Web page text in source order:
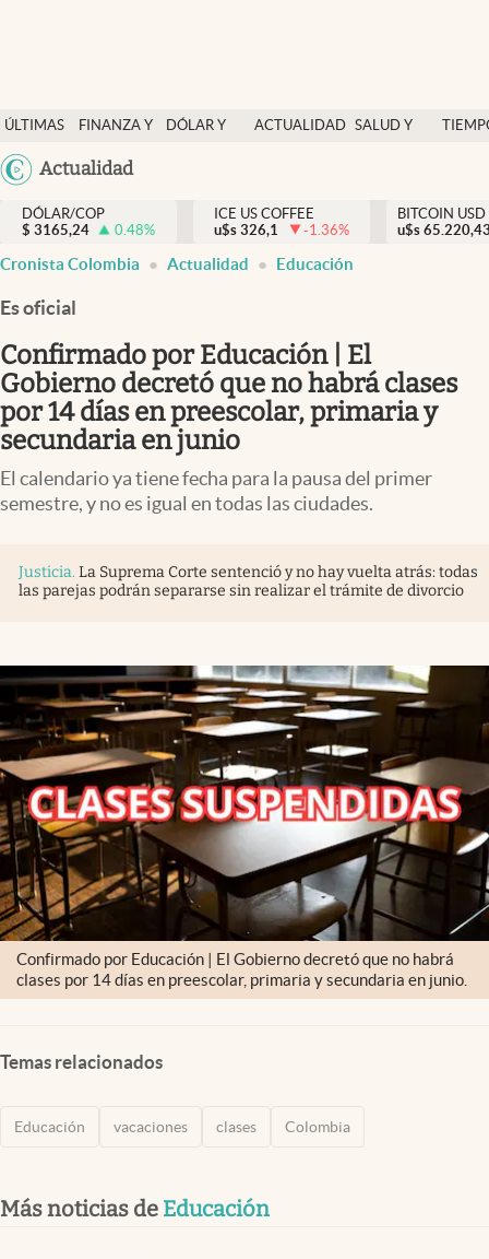
ÚLTIMAS
NOTICIAS
FINANZA Y
DÓLAR Y
ACTUALIDAD SALUD Y
México
Actualidad
Salud y nutrición
Vida espiritual
Actualidad
Colombia
DÓLAR/COP
$ 3165,24 0.48%
ICE US COFFEE
u$s 326,1 -1.36%
BITCOIN USD
u$s
Cronista Colombia Actualidad Educación
Es oficial
Confirmado por Educación | El
Gobierno decretó que no habrá clases
por 14 días en preescolar, primaria y
secundaria en junio
El calendario ya tiene fecha para la pausa del primer
semestre, y no es igual en todas las ciudades.
Justicia. La Suprema Corte sentenció y no hay vuelta atrás: todas
las parejas podrán separarse sin realizar el trámite de divorcio
Confirmado por Educación | El Gobierno decretó que no habrá
clases por 14 días en preescolar, primaria y secundaria en junio.
Temas relacionados
Educación vacaciones clases Colombia
Más noticias de Educación